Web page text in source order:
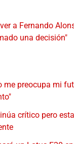
a Fernando
una decisión"
me preocupa mi
crítico pero